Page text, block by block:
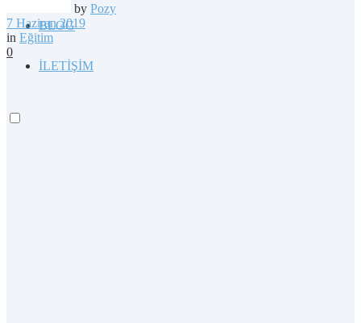
BLOG
İLETİŞİM
by Pozy
7 Haziran 2019
in Eğitim
0